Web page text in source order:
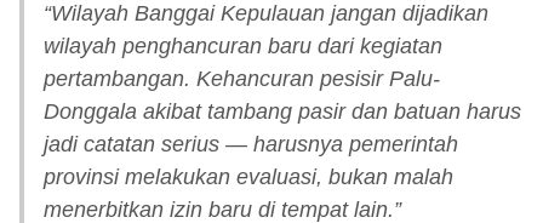
“Wilayah Banggai Kepulauan jangan dijadikan
wilayah penghancuran baru dari kegiatan
pertambangan. Kehancuran pesisir Palu-
Donggala akibat tambang pasir dan batuan harus
jadi catatan serius — harusnya pemerintah
provinsi melakukan evaluasi, bukan malah
menerbitkan izin baru di tempat lain.”